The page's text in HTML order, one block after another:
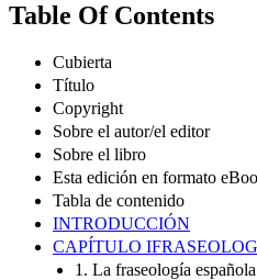
Table Of Contents
Cubierta
Título
Copyright
Sobre el autor/el editor
Sobre el libro
Esta edición en formato
Tabla de contenido
INTRODUCCIÓN
CAPÍTULO
1. La fraseología